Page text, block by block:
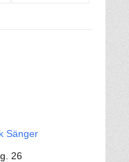
Sänger
26